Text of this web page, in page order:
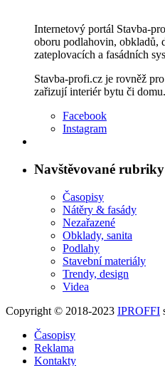
Internetový portál Stavba-
oboru podlahovin, obkladů,
zateplovacích a fasádních
Stavba-profi.cz je rovněž
zařizují interiér bytu či domu.
Facebook
Instagram
Navštěvované rubriky
Časopisy
Nátěry & fasády
Nezařazené
Obklady, sanita
Podlahy
Stavební materiály
Trendy, design
Videa
Copyright © 2018-2023 IPROFFI
Časopisy
Reklama
Kontakty